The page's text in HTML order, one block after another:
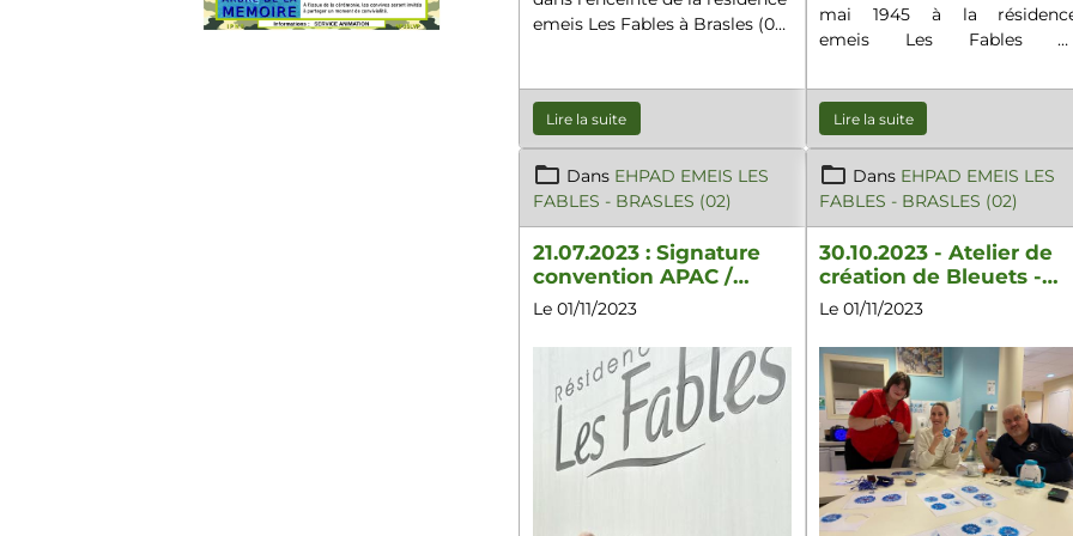
emeis Les Fables à Brasles (02)
Gaston GOBERT, 102 ans.
Lire la suite
mai 1945 à la
emeis Les Fables de
Lire la suite
Dans EHPAD EMEIS LES
FABLES - BRASLES (02)
21.07.2023 : Signature
convention APAC /
EHPAD ORPEA "Les
Fâbles" - Brasles(02)
Le 01/11/2023
Dans EHPAD EMEIS LES
FABLES - BRASLES (02)
30.10.2023 - Atelier de
création de Bleuets -
Ehpad ORPEA Les
Fables - Brasles(02)
Le 01/11/2023